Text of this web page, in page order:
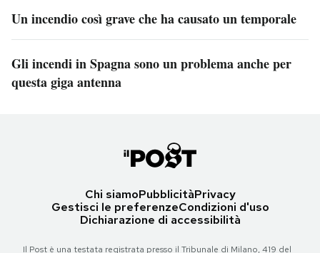
Un incendio così grave che ha causato un temporale
Gli incendi in Spagna sono un problema anche per
questa giga antenna
Chi siamoPubblicitàPrivacy
Gestisci le preferenzeCondizioni d'uso
Dichiarazione di accessibilità
Il Post è una testata registrata presso il Tribunale di Milano, 419 del